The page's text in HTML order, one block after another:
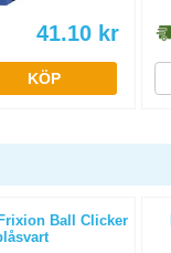
41.10 kr
KÖP
Ball Clicker